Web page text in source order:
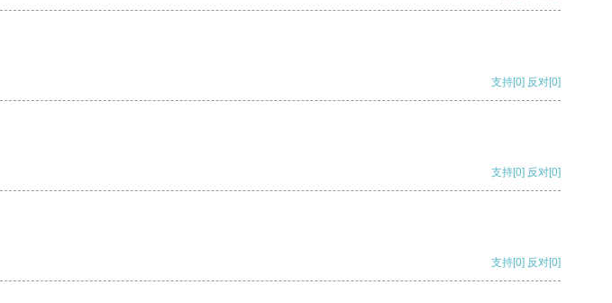
支持[0] 反对[0]
支持[0] 反对[0]
支持[0] 反对[0]